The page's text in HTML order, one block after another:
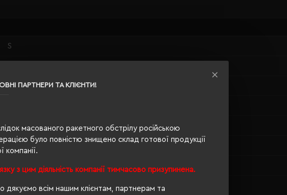
ПАРТНЕРИ ТА КЛІЄНТИ!
масованого ракетного обстрілу російською
було повністю знищено склад готової продукції
компанії.
з цим діяльність компанії тимчасово призупинена.
дякуємо всім нашим клієнтам, партнерам та
S
0.315
унісекс
67/51
прямий